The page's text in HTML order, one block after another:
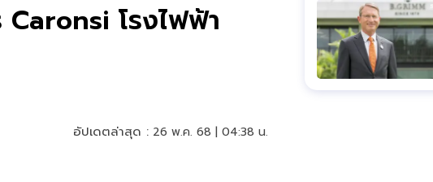
Caronsi โรงไฟฟ้า
อัปเดตล่าสุด : 26 พ.ค. 68 | 04:38 น.